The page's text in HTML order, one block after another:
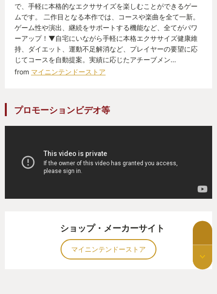
で、手軽に本格的なエクササイズを楽しむことができるゲー
ムです。 二作目となる本作では、コースや楽曲を全て一新。
ゲーム性や演出、継続をサポートする機能など、全てがパワ
ーアップ！▼自宅にいながら手軽に本格エクササイズ健康維
持、ダイエット、運動不足解消など、プレイヤーの要望に応
じてコースを自動提案。実績に応じたアチーブメン…
from マイニンテンドーストア
プロモーションビデオ等
ショップ・メーカーサイト
マイニンテンドーストア